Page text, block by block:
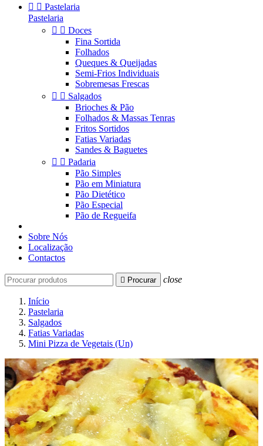
  Pastelaria
Pastelaria
  Doces
Fina Sortida
Folhados
Queques & Queijadas
Semi-Frios Individuais
Sobremesas Frescas
  Salgados
Brioches & Pão
Folhados & Massas Tenras
Fritos Sortidos
Fatias Variadas
Sandes & Baguetes
  Padaria
Pão Simples
Pão em Miniatura
Pão Dietético
Pão Especial
Pão de Regueifa
Sobre Nós
Localização
Contactos
 Procurar close
Início
Pastelaria
Salgados
Fatias Variadas
Mini Pizza de Vegetais (Un)